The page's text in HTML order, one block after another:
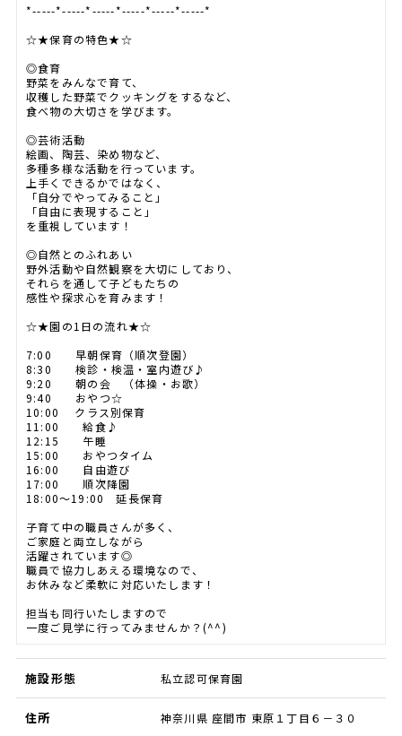
*-----*-----*-----*-----*-----*-----*
☆★保育の特色★☆
◎食育
野菜をみんなで育て、
収穫した野菜でクッキングをするなど、
食べ物の大切さを学びます。
◎芸術活動
絵画、陶芸、染め物など、
多種多様な活動を行っています。
上手くできるかではなく、
「自分でやってみること」
「自由に表現すること」
を重視しています！
◎自然とのふれあい
野外活動や自然観察を大切にしており、
それらを通して子どもたちの
感性や探求心を育みます！
☆★園の1日の流れ★☆
7:00 早朝保育（順次登園）
8:30 検診・検温・室内遊び♪
9:20 朝の会 （体操・お歌）
9:40 おやつ☆
10:00 クラス別保育
11:00 給食♪
12:15 午睡
15:00 おやつタイム
16:00 自由遊び
17:00 順次降園
18:00～19:00 延長保育
子育て中の職員さんが多く、
ご家庭と両立しながら
活躍されています◎
職員で協力しあえる環境なので、
お休みなど柔軟に対応いたします！
担当も同行いたしますので
一度ご見学に行ってみませんか？(^^)
施設形態 私立認可保育園
住所 神奈川県 座間市 東原１丁目６－３０